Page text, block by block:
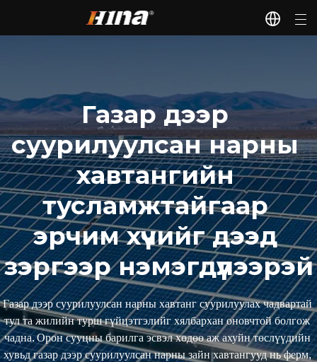
Газар дээр
суурилуулсан нарны
хавтангийн
тусламжтайгаар
эрчим хүчийг дээд
зэргээр нэмэгдүүлээрэй
Газар дээр суурилуулсан нарны хавтанг суурилуулах чадвартай
тул та жилийн турш гүйцэтгэлийг хялбархан оновчтой болгож
чадна. Орон сууцны барилга эсвэл хөдөө аж ахуйн төслүүдийн
хувьд газар дээр суурилуулсан нарны зайн хавтангууд нь ферм,